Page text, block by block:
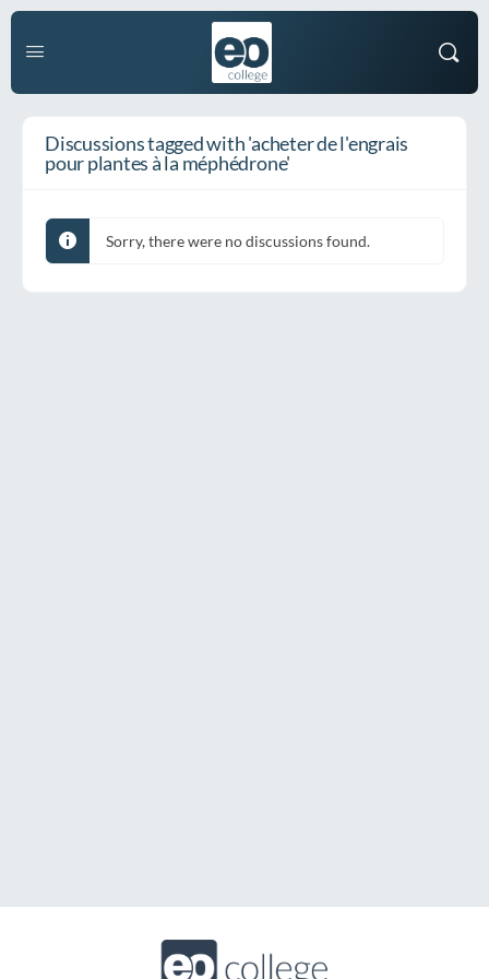
Discussions tagged with 'acheter de l'engrais
pour plantes à la méphédrone'
Sorry, there were no discussions found.